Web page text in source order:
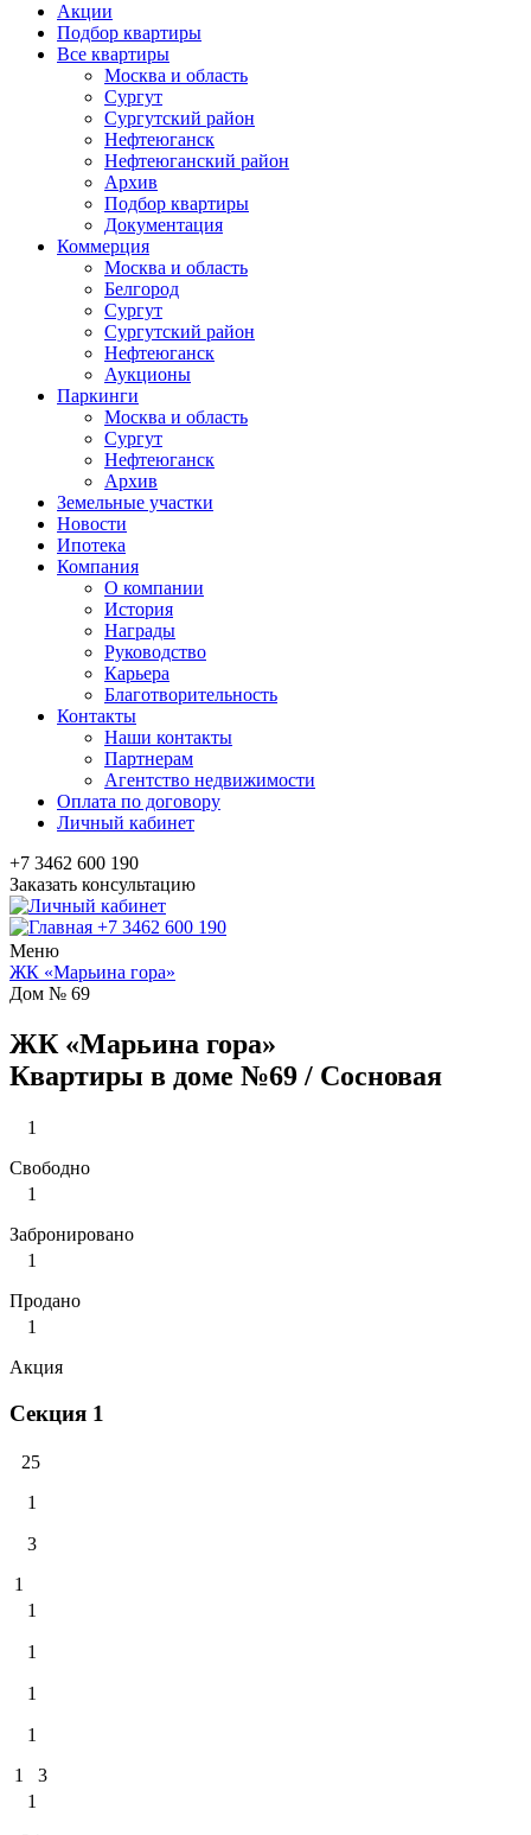
Основная
навигация
mob
Акции
Подбор квартиры
Все квартиры
Москва и область
Сургут
Сургутский район
Нефтеюганск
Нефтеюганский район
Архив
Подбор квартиры
Документация
Коммерция
Москва и область
Белгород
Сургут
Сургутский район
Нефтеюганск
Аукционы
Паркинги
Москва и область
Сургут
Нефтеюганск
Архив
Земельные участки
Новости
Ипотека
Компания
О компании
История
Награды
Руководство
Карьера
Благотворительность
Контакты
Наши контакты
Партнерам
Агентство недвижимости
Оплата по договору
Личный кабинет
+7 3462 600 190
Заказать консультацию
+7 3462 600 190
Меню
ЖК «Марьина гора»
Дом № 69
ЖК «Марьина гора»
Квартиры в доме №69 / Сосновая
1
Свободно
1
Забронировано
1
Продано
1
Акция
Секция 1
25
1
3
1
1
1
1
1
1
3
1